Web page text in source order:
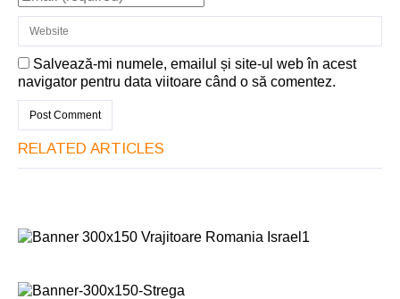
Salvează-mi numele, emailul și site-ul web în acest
navigator pentru data viitoare când o să comentez.
RELATED ARTICLES